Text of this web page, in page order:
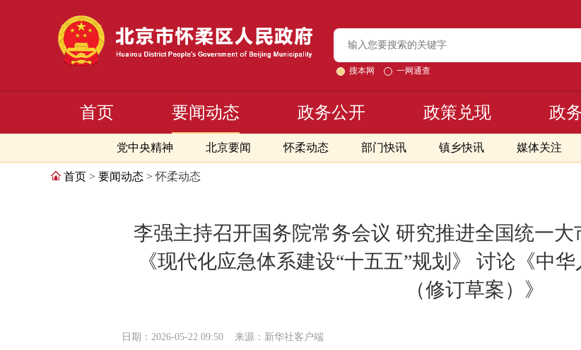
搜本网 一网通查
首页 要闻动态
党中央精神 北京要闻 怀柔动态 部门快讯 镇乡快讯 媒体关注
政务公开 政策兑现 政
首页 > 要闻动态 > 怀柔动态
李强主持召开国务院常务会议 研究推进全国统一
《现代化应急体系建设“十五五”规划》 讨论《中
（修订草案）》
日期：2026-05-22 09:50 来源：新华社客户端